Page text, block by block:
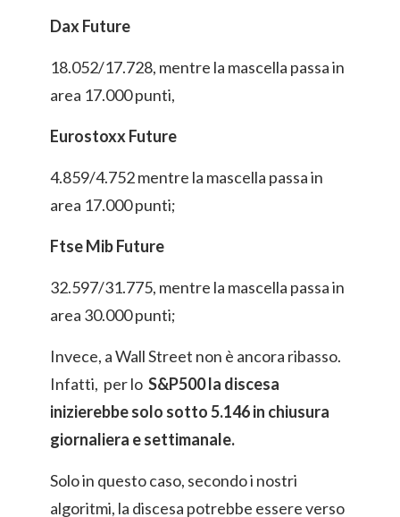
Dax Future
18.052/17.728, mentre la mascella passa in
area 17.000 punti,
Eurostoxx Future
4.859/4.752 mentre la mascella passa in
area 17.000 punti;
Ftse Mib Future
32.597/31.775, mentre la mascella passa in
area 30.000 punti;
Invece, a Wall Street non è ancora ribasso.
Infatti, per lo S&P500 la discesa
inizierebbe solo sotto 5.146 in chiusura
giornaliera e settimanale.
Solo in questo caso, secondo i nostri
algoritmi, la discesa potrebbe essere verso